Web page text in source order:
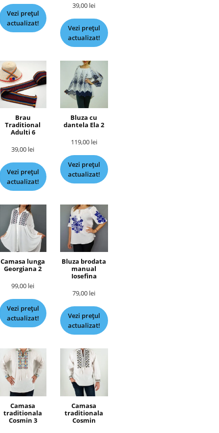
Vezi prețul
actualizat!
39,00 lei
Vezi prețul
actualizat!
Brau
Traditional
Adulti 6
39,00 lei
Vezi prețul
actualizat!
Bluza cu
dantela Ela 2
119,00 lei
Vezi prețul
actualizat!
Camasa lunga
Georgiana 2
99,00 lei
Vezi prețul
actualizat!
Bluza brodata
manual
Iosefina
79,00 lei
Vezi prețul
actualizat!
Camasa
traditionala
Cosmin 3
Camasa
traditionala
Cosmin